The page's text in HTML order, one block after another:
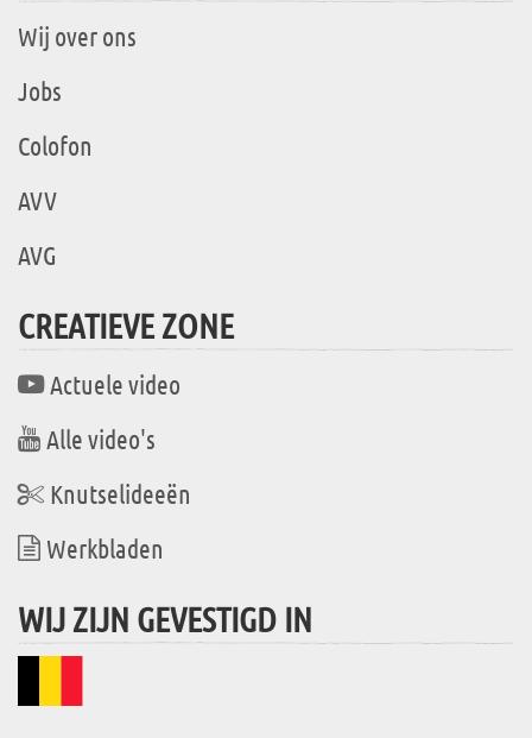
Wij over ons
Jobs
Colofon
AVV
AVG
CREATIEVE ZONE
Actuele video
Alle video's
Knutselideeën
Werkbladen
WIJ ZIJN GEVESTIGD IN